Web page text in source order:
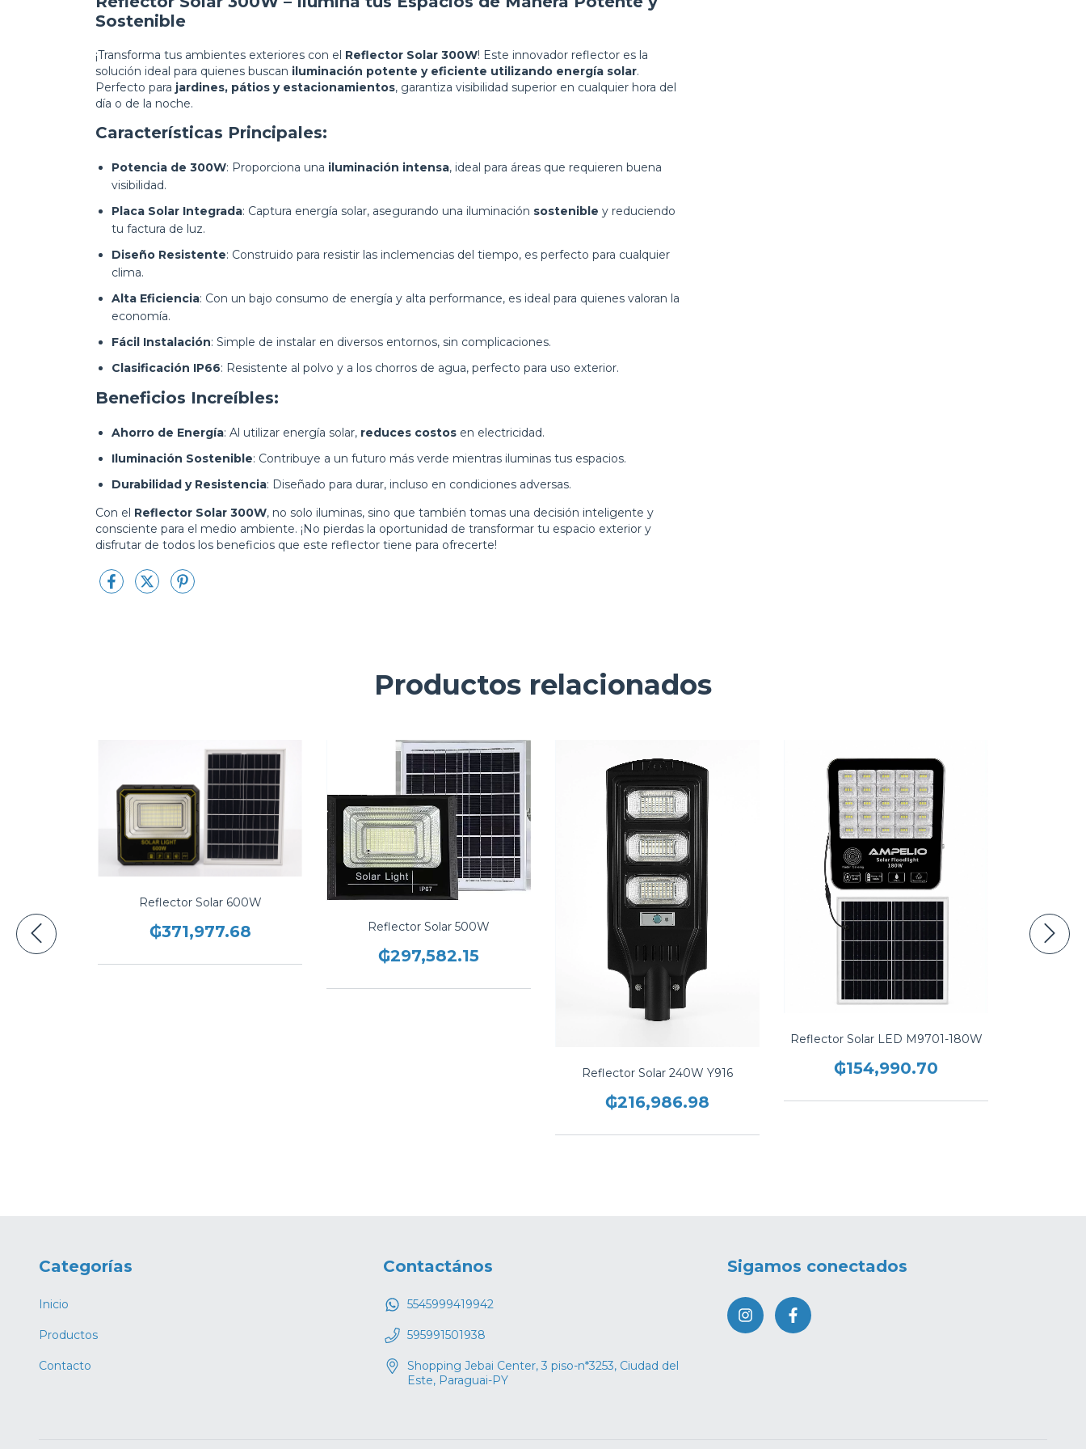
Sostenible
¡Transforma tus ambientes exteriores con el Reflector Solar 300W! Este innovador reflector es la
solución ideal para quienes buscan iluminación potente y eficiente utilizando energía solar.
Perfecto para jardines, pátios y estacionamientos, garantiza visibilidad superior en cualquier hora del
día o de la noche.
Características Principales:
Potencia de 300W: Proporciona una iluminación intensa, ideal para áreas que requieren buena
visibilidad.
Placa Solar Integrada: Captura energía solar, asegurando una iluminación sostenible y reduciendo
tu factura de luz.
Diseño Resistente: Construido para resistir las inclemencias del tiempo, es perfecto para cualquier
clima.
Alta Eficiencia: Con un bajo consumo de energía y alta performance, es ideal para quienes valoran la
economía.
Fácil Instalación: Simple de instalar en diversos entornos, sin complicaciones.
Clasificación IP66: Resistente al polvo y a los chorros de agua, perfecto para uso exterior.
Beneficios Increíbles:
Ahorro de Energía: Al utilizar energía solar, reduces costos en electricidad.
Iluminación Sostenible: Contribuye a un futuro más verde mientras iluminas tus espacios.
Durabilidad y Resistencia: Diseñado para durar, incluso en condiciones adversas.
Con el Reflector Solar 300W, no solo iluminas, sino que también tomas una decisión inteligente y
consciente para el medio ambiente. ¡No pierdas la oportunidad de transformar tu espacio exterior y
disfrutar de todos los beneficios que este reflector tiene para ofrecerte!
Productos relacionados
Reflector Solar 600W
₲371,977.68 Reflector Solar 500W
₲297,582.15
Reflector Solar 240W Y916
₲216,986.98
Reflector Solar LED M9701-180W
₲154,990.70
Categorías
Inicio
Productos
Contacto
Contactános
5545999419942
595991501938
Shopping Jebai Center, 3 piso-n*3253, Ciudad del
Este, Paraguai-PY
Sigamos conectados